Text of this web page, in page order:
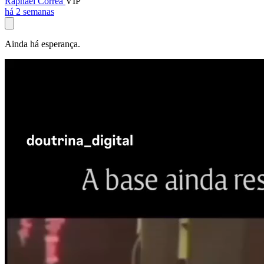
há 2 semanas
Ainda há esperança.